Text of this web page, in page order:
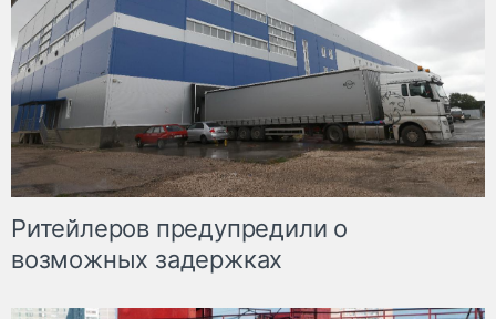
Ритейлеров предупредили о
возможных задержках